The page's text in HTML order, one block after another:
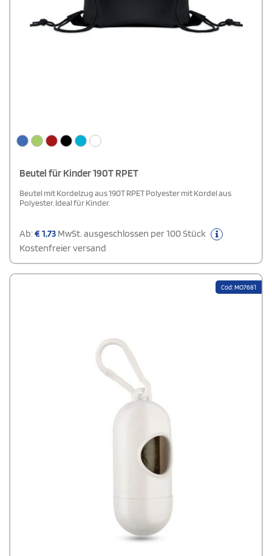
Beutel für Kinder 190T RPET
Beutel mit Kordelzug aus 190T RPET Polyester mit Kordel aus
Polyester. Ideal für Kinder.
Ab:€1,73 MwSt. ausgeschlossen per 100 Stück
Kostenfreier versand
Cod: MO7681